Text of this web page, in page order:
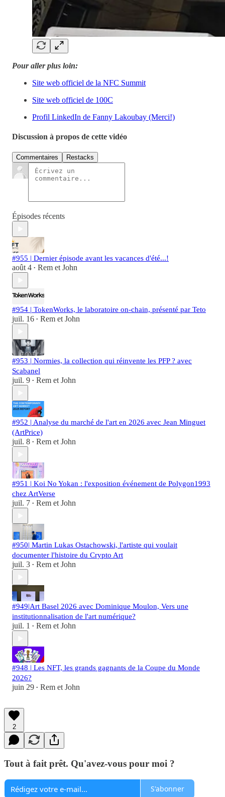
Pour aller plus loin:
Site web officiel de la NFC Summit
Site web officiel de 100C
Profil LinkedIn de Fanny Lakoubay (Merci!)
Discussion à propos de cette vidéo
Commentaires Restacks
Épisodes récents
#955 | Dernier épisode avant les vacances d'été...!
août 4 • Rem et John
#954 | TokenWorks, le laboratoire on-chain, présenté par Teto
juil. 16 • Rem et John
#953 | Normies, la collection qui réinvente les PFP ? avec
Scabanel
juil. 9 • Rem et John
#952 | Analyse du marché de l'art en 2026 avec Jean Minguet
(ArtPrice)
juil. 8 • Rem et John
#951 | Koi No Yokan : l'exposition événement de Polygon1993
chez ArtVerse
juil. 7 • Rem et John
#950| Martin Lukas Ostachowski, l'artiste qui voulait
documenter l'histoire du Crypto Art
juil. 3 • Rem et John
#949|Art Basel 2026 avec Dominique Moulon, Vers une
institutionnalisation de l'art numérique?
juil. 1 • Rem et John
#948 | Les NFT, les grands gagnants de la Coupe du Monde
2026?
juin 29 • Rem et John
2
Tout à fait prêt. Qu'avez-vous pour moi ?
S'abonner